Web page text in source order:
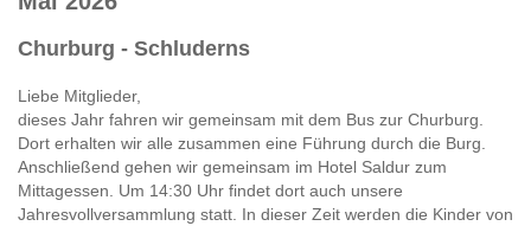
Churburg - Schluderns
Liebe Mitglieder,
dieses Jahr fahren wir gemeinsam mit dem Bus zur Churburg.
Dort erhalten wir alle zusammen eine Führung durch die Burg.
Anschließend gehen wir gemeinsam im Hotel Saldur zum
Mittagessen. Um 14:30 Uhr findet dort auch unsere
Jahresvollversammlung statt. In dieser Zeit werden die Kinder von